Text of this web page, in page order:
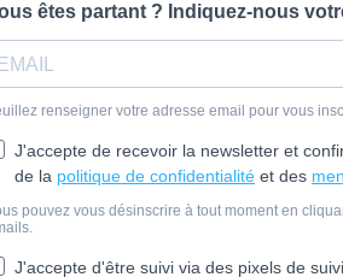
êtes partant ? Indiquez-nous
renseigner votre adresse email pour vous
J'accepte de recevoir la newsletter et
de la politique de confidentialité et des
pouvez vous désinscrire à tout moment en
J'accepte d'être suivi via des pixels de